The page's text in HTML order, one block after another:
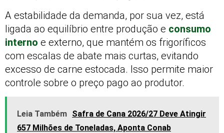
A estabilidade da demanda, por sua vez, está
ligada ao equilíbrio entre produção e consumo
interno e externo, que mantém os frigoríficos
com escalas de abate mais curtas, evitando
excesso de carne estocada. Isso permite maior
controle sobre o preço pago ao produtor.
Leia Também Safra de Cana 2026/27 Deve Atingir
657 Milhões de Toneladas, Aponta Conab